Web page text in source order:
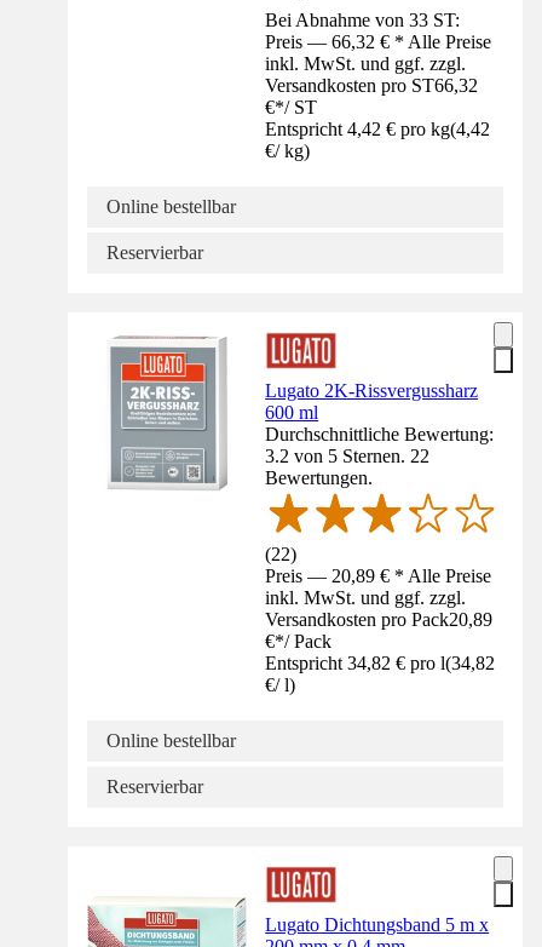
Bei Abnahme von 33 ST:
Preis — 66,32 € * Alle Preise
inkl. MwSt. und ggf. zzgl.
Versandkosten pro ST66,32
€*/ ST
Entspricht 4,42 € pro kg(4,42
€/ kg)
Online bestellbar
Reservierbar
Lugato 2K-Rissvergussharz
600 ml
Durchschnittliche Bewertung:
3.2 von 5 Sternen. 22
Bewertungen.
(22)
Preis — 20,89 € * Alle Preise
inkl. MwSt. und ggf. zzgl.
Versandkosten pro Pack20,89
€*/ Pack
Entspricht 34,82 € pro l(34,82
€/ l)
Online bestellbar
Reservierbar
Lugato Dichtungsband 5 m x